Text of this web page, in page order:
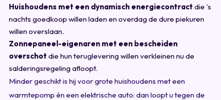
Huishoudens met een dynamisch energiecontract die 's
nachts goedkoop willen laden en overdag de dure piekuren
willen overslaan.
Zonnepaneel-eigenaren met een bescheiden
overschot die hun teruglevering willen verkleinen nu de
salderingsregeling afloopt.
Minder geschikt is hij voor grote huishoudens met een
warmtepomp én een elektrische auto: dan loopt u tegen de